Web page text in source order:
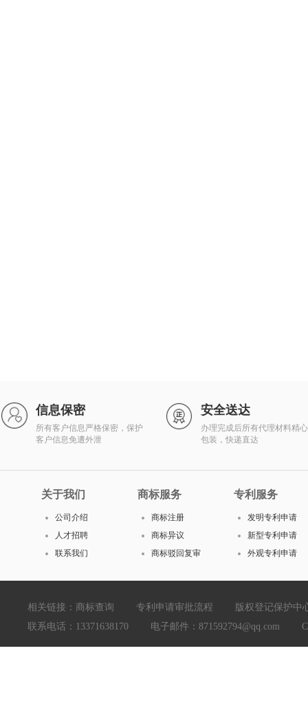
信息保密
所有客户信息严格保密，保护
客户信息免遭外泄
安全送达
办理完成后所有代理材料精心
包装，快递直达
关于我们
公司介绍
人才招聘
联系我们
商标服务
商标注册
商标异议
商标驳回复审
专利服务
发明专利申请
新型专利申请
外观专利申请
相关链接： 商标查询 专利申请审批流程
版权登记保护中
联系电话：13371638170 电子邮件：871592794@qq.com